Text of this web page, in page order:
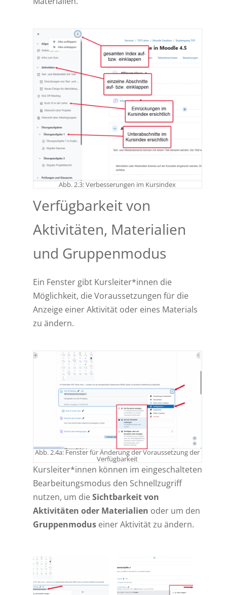
Abb. 2.3: Verbesserungen im Kursindex
Verfügbarkeit von
Aktivitäten, Materialien
und Gruppenmodus
Ein Fenster gibt Kursleiter*innen die
Möglichkeit, die Voraussetzungen für die
Anzeige einer Aktivität oder eines Materials
zu ändern.
Abb. 2.4a: Fenster für Änderung der Voraussetzung der
Verfügbarkeit
Kursleiter*innen können im eingeschalteten
Bearbeitungsmodus den Schnellzugriff
nutzen, um dieSichtbarkeit von
Aktivitäten oder Materialien oder um den
Gruppenmoduseiner Aktivität zu ändern.